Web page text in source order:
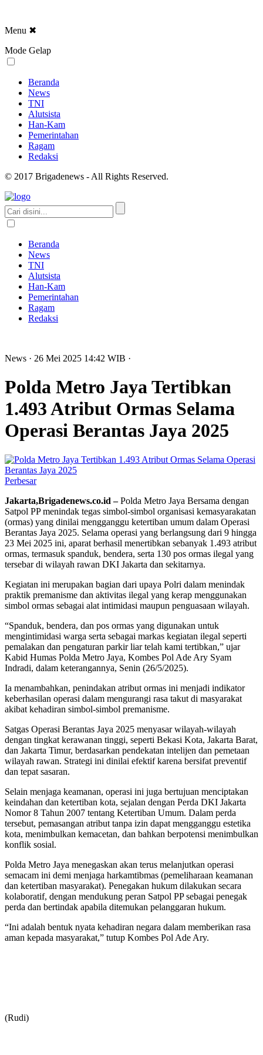
Menu ✖
Mode Gelap
Beranda
News
TNI
Alutsista
Han-Kam
Pemerintahan
Ragam
Redaksi
© 2017 Brigadenews - All Rights Reserved.
Beranda
News
TNI
Alutsista
Han-Kam
Pemerintahan
Ragam
Redaksi
News · 26 Mei 2025 14:42 WIB ·
Polda Metro Jaya Tertibkan
1.493 Atribut Ormas Selama
Operasi Berantas Jaya 2025
Perbesar
Jakarta,Brigadenews.co.id –Polda Metro Jaya Bersama dengan
Satpol PP menindak tegas simbol-simbol organisasi kemasyarakatan
(ormas) yang dinilai mengganggu ketertiban umum dalam Operasi
Berantas Jaya 2025. Selama operasi yang berlangsung dari 9 hingga
23 Mei 2025 ini, aparat berhasil menertibkan sebanyak 1.493 atribut
ormas, termasuk spanduk, bendera, serta 130 pos ormas ilegal yang
tersebar di wilayah rawan DKI Jakarta dan sekitarnya.
Kegiatan ini merupakan bagian dari upaya Polri dalam menindak
praktik premanisme dan aktivitas ilegal yang kerap menggunakan
simbol ormas sebagai alat intimidasi maupun penguasaan wilayah.
“Spanduk, bendera, dan pos ormas yang digunakan untuk
mengintimidasi warga serta sebagai markas kegiatan ilegal seperti
pemalakan dan pengaturan parkir liar telah kami tertibkan,” ujar
Kabid Humas Polda Metro Jaya, Kombes Pol Ade Ary Syam
Indradi, dalam keterangannya, Senin (26/5/2025).
Ia menambahkan, penindakan atribut ormas ini menjadi indikator
keberhasilan operasi dalam mengurangi rasa takut di masyarakat
akibat kehadiran simbol-simbol premanisme.
Satgas Operasi Berantas Jaya 2025 menyasar wilayah-wilayah
dengan tingkat kerawanan tinggi, seperti Bekasi Kota, Jakarta Barat,
dan Jakarta Timur, berdasarkan pendekatan intelijen dan pemetaan
wilayah rawan. Strategi ini dinilai efektif karena bersifat preventif
dan tepat sasaran.
Selain menjaga keamanan, operasi ini juga bertujuan menciptakan
keindahan dan ketertiban kota, sejalan dengan Perda DKI Jakarta
Nomor 8 Tahun 2007 tentang Ketertiban Umum. Dalam perda
tersebut, pemasangan atribut tanpa izin dapat mengganggu estetika
kota, menimbulkan kemacetan, dan bahkan berpotensi menimbulkan
konflik sosial.
Polda Metro Jaya menegaskan akan terus melanjutkan operasi
semacam ini demi menjaga harkamtibmas (pemeliharaan keamanan
dan ketertiban masyarakat). Penegakan hukum dilakukan secara
kolaboratif, dengan mendukung peran Satpol PP sebagai penegak
perda dan bertindak apabila ditemukan pelanggaran hukum.
“Ini adalah bentuk nyata kehadiran negara dalam memberikan rasa
aman kepada masyarakat,” tutup Kombes Pol Ade Ary.
(Rudi)